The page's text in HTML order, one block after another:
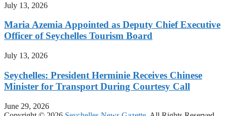
July 13, 2026
Maria Azemia Appointed as Deputy Chief Executive
Officer of Seychelles Tourism Board
July 13, 2026
Seychelles: President Herminie Receives Chinese
Minister for Transport During Courtesy Call
June 29, 2026